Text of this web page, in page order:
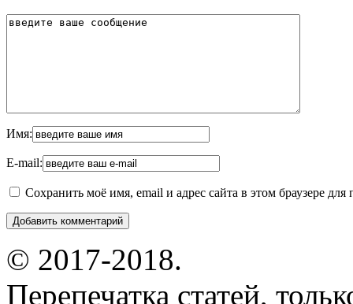
Имя:
E-mail:
Сохранить моё имя, email и адрес сайта в этом браузере
© 2017-2018.
Перепечатка статей,